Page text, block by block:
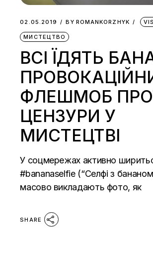
02.05.2019 BY ROMANKORZHYK
МИСТЕЦТВО
ВСІ ЇДЯТЬ
ФЛЕШМОБ
ЦЕНЗУРИ У
МИСТЕЦТВІ
У соцмережах активно
#bananaselfie (“Селфі з
масово викладають фото, як
SHARE